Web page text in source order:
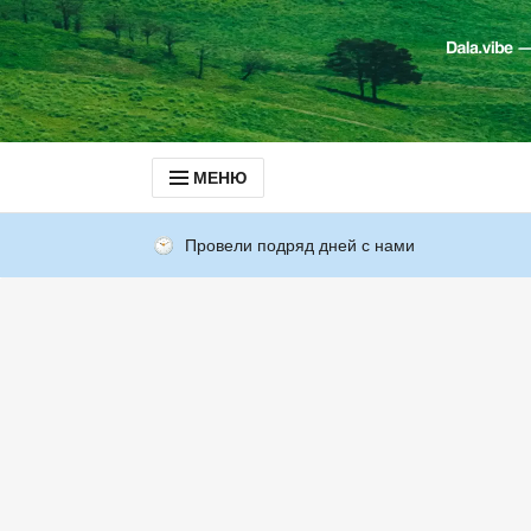
МЕНЮ
Провели подряд дней с нами